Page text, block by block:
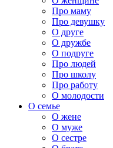
Про маму
Про девушку
О друге
О дружбе
О подруге
Про людей
Про школу
Про работу
О молодости
О семье
О жене
О муже
О сестре